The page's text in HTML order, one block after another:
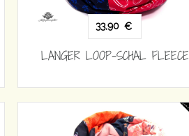
33,90 €
LANGER LOOP-SCHAL FLEECE